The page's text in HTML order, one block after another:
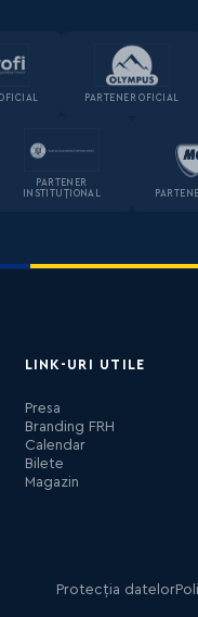
PARTENER OFICIAL
PARTENER
INSTITUȚIONAL
LINK-URI UTILE
Presa
Branding FRH
Calendar
Bilete
Magazin
Protecția datelor